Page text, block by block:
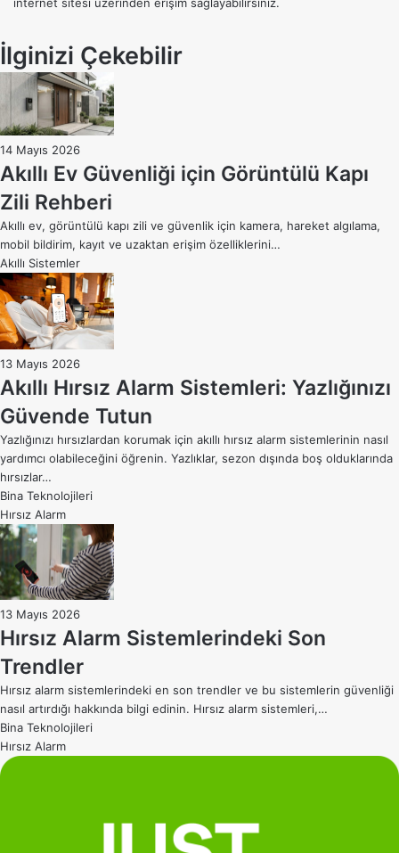
İlginizi Çekebilir
14 Mayıs 2026
Akıllı Ev Güvenliği için Görüntülü Kapı
Zili Rehberi
Akıllı ev, görüntülü kapı zili ve güvenlik için kamera, hareket algılama,
mobil bildirim, kayıt ve uzaktan erişim özelliklerini…
Akıllı Sistemler
13 Mayıs 2026
Akıllı Hırsız Alarm Sistemleri: Yazlığınızı
Güvende Tutun
Yazlığınızı hırsızlardan korumak için akıllı hırsız alarm sistemlerinin nasıl
yardımcı olabileceğini öğrenin. Yazlıklar, sezon dışında boş olduklarında
hırsızlar…
Bina Teknolojileri
Hırsız Alarm
13 Mayıs 2026
Hırsız Alarm Sistemlerindeki Son
Trendler
Hırsız alarm sistemlerindeki en son trendler ve bu sistemlerin güvenliği
nasıl artırdığı hakkında bilgi edinin. Hırsız alarm sistemleri,…
Bina Teknolojileri
Hırsız Alarm